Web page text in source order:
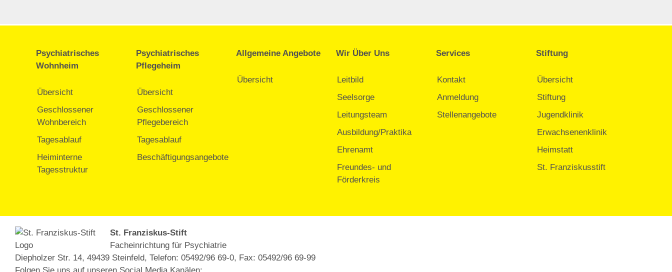
Psychiatrisches
Wohnheim
Übersicht
Geschlossener
Wohnbereich
Tagesablauf
Heiminterne
Tagesstruktur
Psychiatrisches
Pflegeheim
Übersicht
Geschlossener
Pflegebereich
Tagesablauf
Beschäftigungsangebote
Allgemeine Angebote
Übersicht
Wir Über Uns
Leitbild
Seelsorge
Leitungsteam
Ausbildung/Praktika
Ehrenamt
Freundes- und
Förderkreis
Services
Kontakt
Anmeldung
Stellenangebote
Stiftung
Übersicht
Stiftung
Jugendklinik
Erwachsenenklinik
Heimstatt
St. Franziskusstift
St. Franziskus-Stift
Facheinrichtung für Psychiatrie
Diepholzer Str. 14, 49439 Steinfeld, Telefon: 05492/96 69-0, Fax: 05492/96 69-99